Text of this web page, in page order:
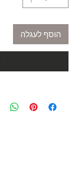
הוסף לעגלה